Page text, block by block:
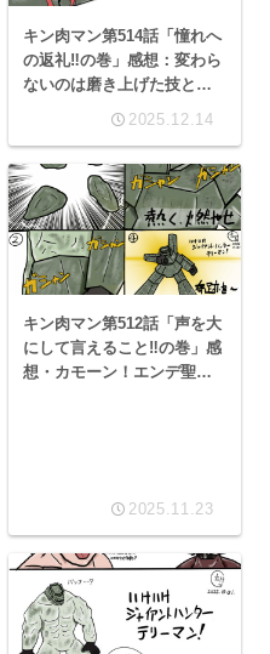
キン肉マン第514話「憧れへ
の返礼‼︎の巻」感想：変わら
ないのは磨き上げた技と
2025.12.14
キン肉マン第512話「声を大
にして言えること‼︎の巻」感
想・カモーン！エンデ聖衣
2025.11.23